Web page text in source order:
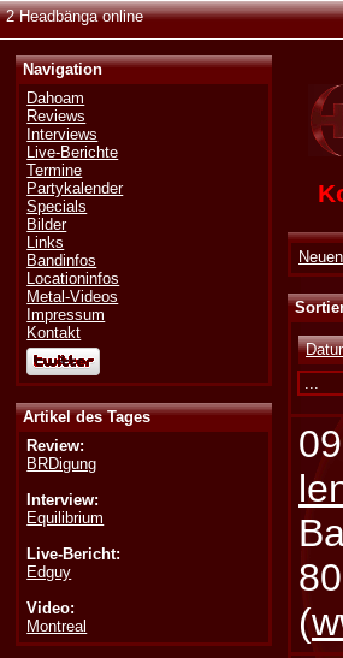
2 Headbänga online
Navigation
Dahoam
Reviews
Interviews
Live-Berichte
Termine
Partykalender
Specials
Bilder
Links
Bandinfos
Locationinfos
Metal-Videos
Impressum
Kontakt
Artikel des Tages
Review:
BRDigung
Interview:
Equilibrium
Live-Bericht:
Edguy
Video:
Montreal
(